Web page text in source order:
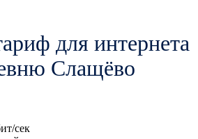
для интернета
Слащёво
сек